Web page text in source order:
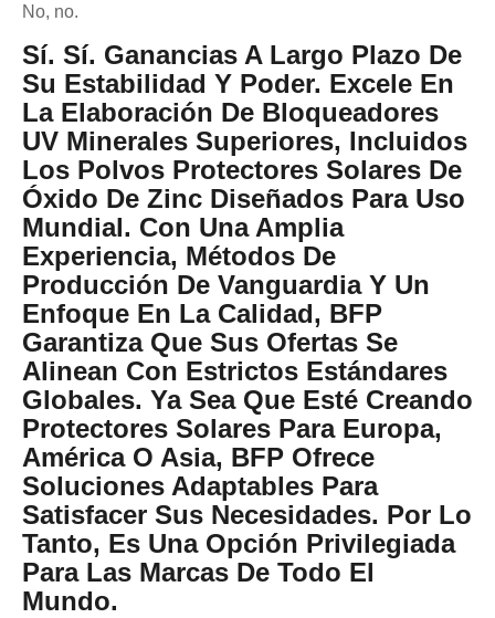
No, no.
Sí. Sí. Ganancias A Largo Plazo De
Su Estabilidad Y Poder. Excele En
La Elaboración De Bloqueadores
UV Minerales Superiores, Incluidos
Los Polvos Protectores Solares De
Óxido De Zinc Diseñados Para Uso
Mundial. Con Una Amplia
Experiencia, Métodos De
Producción De Vanguardia Y Un
Enfoque En La Calidad, BFP
Garantiza Que Sus Ofertas Se
Alinean Con Estrictos Estándares
Globales. Ya Sea Que Esté Creando
Protectores Solares Para Europa,
América O Asia, BFP Ofrece
Soluciones Adaptables Para
Satisfacer Sus Necesidades. Por Lo
Tanto, Es Una Opción Privilegiada
Para Las Marcas De Todo El
Mundo.